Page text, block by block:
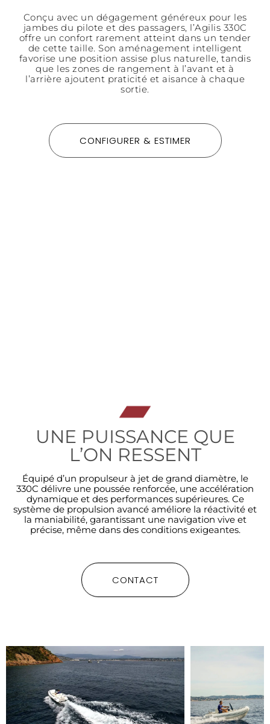
Conçu avec un dégagement généreux pour les
jambes du pilote et des passagers, l’Agilis 330C
offre un confort rarement atteint dans un tender
de cette taille. Son aménagement intelligent
favorise une position assise plus naturelle, tandis
que les zones de rangement à l’avant et à
l’arrière ajoutent praticité et aisance à chaque
sortie.
CONFIGURER & ESTIMER
UNE PUISSANCE QUE
L’ON RESSENT
Équipé d’un propulseur à jet de grand diamètre, le
330C délivre une poussée renforcée, une accélération
dynamique et des performances supérieures. Ce
système de propulsion avancé améliore la réactivité et
la maniabilité, garantissant une navigation vive et
précise, même dans des conditions exigeantes.
CONTACT